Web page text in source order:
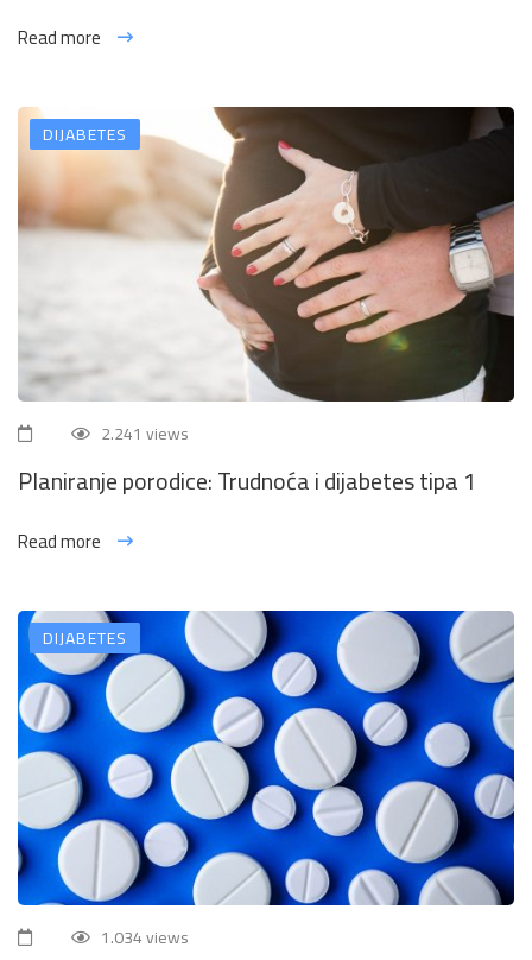
Read more
DIJABETES
2.241 views
Planiranje porodice: Trudnoća i dijabetes tipa 1
Read more
DIJABETES
1.034 views